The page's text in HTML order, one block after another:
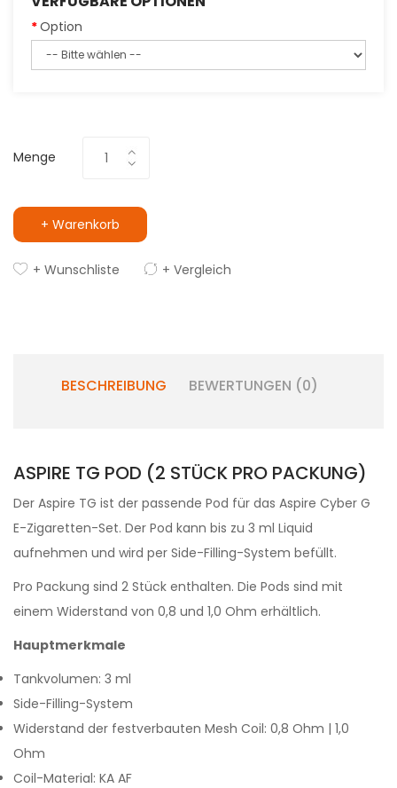
Option
Menge
+ Warenkorb
+ Wunschliste + Vergleich
BESCHREIBUNG BEWERTUNGEN (0)
ASPIRE TG POD (2 STÜCK PRO PACKUNG)
Der Aspire TG ist der passende Pod für das Aspire Cyber G
E-Zigaretten-Set. Der Pod kann bis zu 3 ml Liquid
aufnehmen und wird per Side-Filling-System befüllt.
Pro Packung sind 2 Stück enthalten. Die Pods sind mit
einem Widerstand von 0,8 und 1,0 Ohm erhältlich.
Hauptmerkmale
Tankvolumen: 3 ml
Side-Filling-System
Widerstand der festverbauten Mesh Coil: 0,8 Ohm | 1,0
Ohm
Coil-Material: KA AF